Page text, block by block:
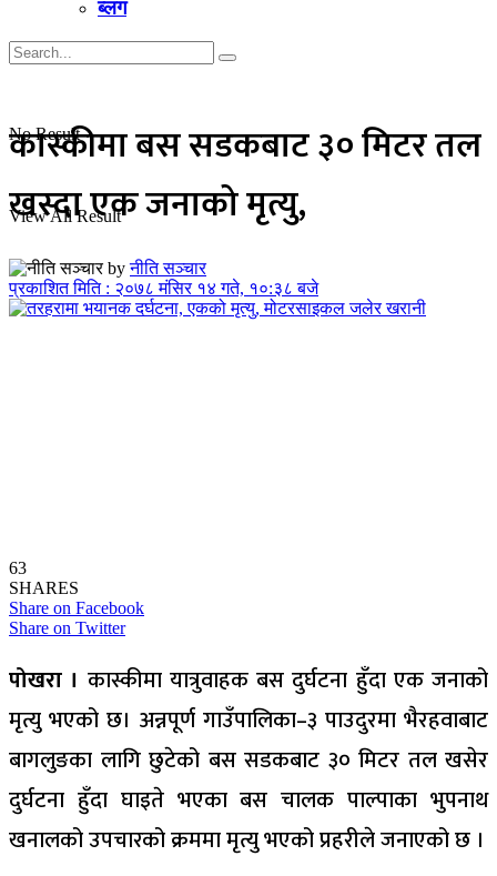
ब्लग
No Result
View All Result
कास्कीमा बस सडकबाट ३० मिटर तल
खस्दा एक जनाको मृत्यु,
by नीति सञ्चार
प्रकाशित मिति : २०७८ मंसिर १४ गते, १०:३८ बजे
63
SHARES
Share on Facebook
Share on Twitter
पोखरा । कास्कीमा यात्रुवाहक बस दुर्घटना हुँदा एक जनाको
मृत्यु भएको छ। अन्नपूर्ण गाउँपालिका–३ पाउदुरमा भैरहवाबाट
बागलुङका लागि छुटेको बस सडकबाट ३० मिटर तल खसेर
दुर्घटना हुँदा घाइते भएका बस चालक पाल्पाका भुपनाथ
खनालको उपचारको क्रममा मृत्यु भएको प्रहरीले जनाएको छ ।